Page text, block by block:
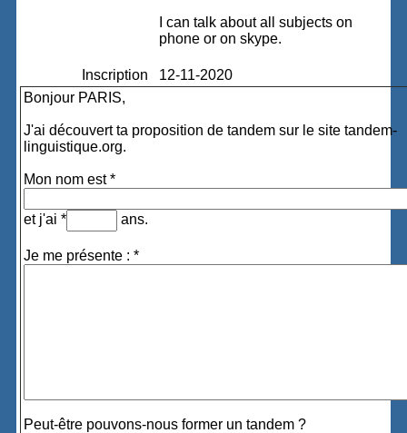
I can talk about all subjects on
phone or on skype.
Inscription
12-11-2020
Bonjour PARIS,
J'ai découvert ta proposition de tandem sur le site tandem-
linguistique.org.
Mon nom est *
et j'ai * ans.
Je me présente : *
Peut-être pouvons-nous former un tandem ?